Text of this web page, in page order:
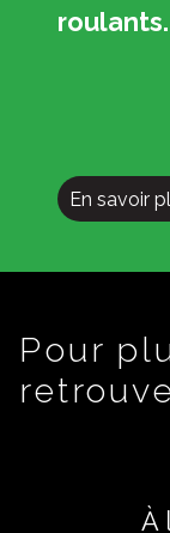
roulants.
En savoir
Pour
À